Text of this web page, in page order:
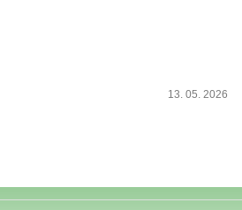
13. 05. 2026